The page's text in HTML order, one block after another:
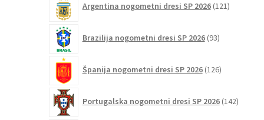
Argentina nogometni dresi SP 2026 121izdelkov
Brazilija nogometni dresi SP 2026 93izdelkov
Španija nogometni dresi SP 2026 126izdelkov
Portugalska nogometni dresi SP 2026 142